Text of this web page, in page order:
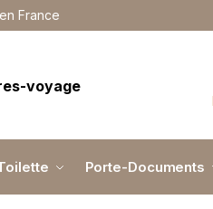
France
Porte-Documents